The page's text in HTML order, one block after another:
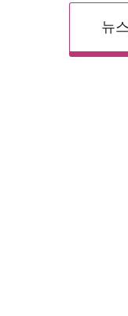
뉴